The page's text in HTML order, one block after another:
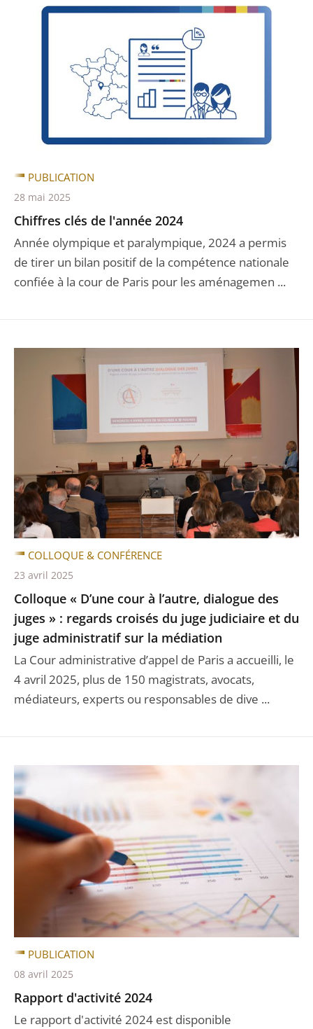
Chiffres clés de l'année 2024
Année olympique et paralympique, 2024 a permis
de tirer un bilan positif de la compétence nationale
confiée à la cour de Paris pour les aménagemen ...
PUBLICATION
28 mai 2025
Colloque « D’une cour à l’autre, dialogue des
juges » : regards croisés du juge judiciaire et du
juge administratif sur la médiation
La Cour administrative d’appel de Paris a accueilli, le
4 avril 2025, plus de 150 magistrats, avocats,
médiateurs, experts ou responsables de dive ...
COLLOQUE & CONFÉRENCE
23 avril 2025
Rapport d'activité 2024
Le rapport d'activité 2024 est disponible
PUBLICATION
08 avril 2025